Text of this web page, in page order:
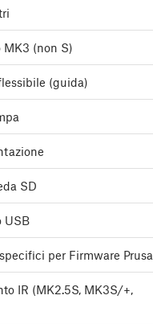
MK3 (non S)
(guida)
SD
USB
per Firmware Prusa
IR (MK2.5S, MK3S/+,